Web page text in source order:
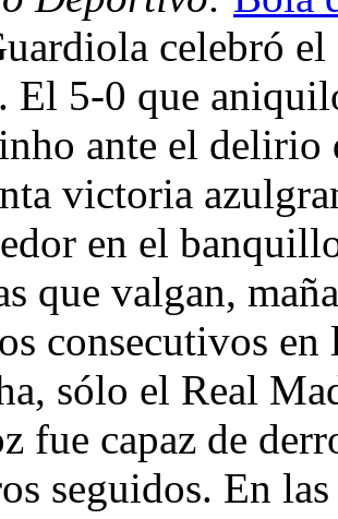
celebró el
El 5-0 que
ante el delirio
victoria
en el
que valgan,
consecutivos en
sólo el Real
fue capaz de
seguidos. En